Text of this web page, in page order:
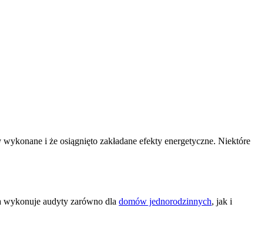
i że osiągnięto zakładane efekty energetyczne. Niektóre
audyty zarówno dla domów jednorodzinnych, jak i